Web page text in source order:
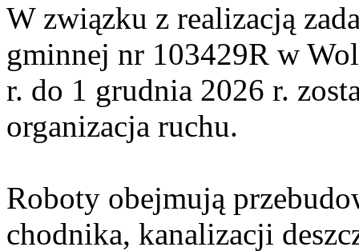
W związku z realizacją
gminnej nr 103429R w
r. do 1 grudnia 2026 r.
organizacja ruchu.
Roboty obejmują
chodnika, kanalizacji